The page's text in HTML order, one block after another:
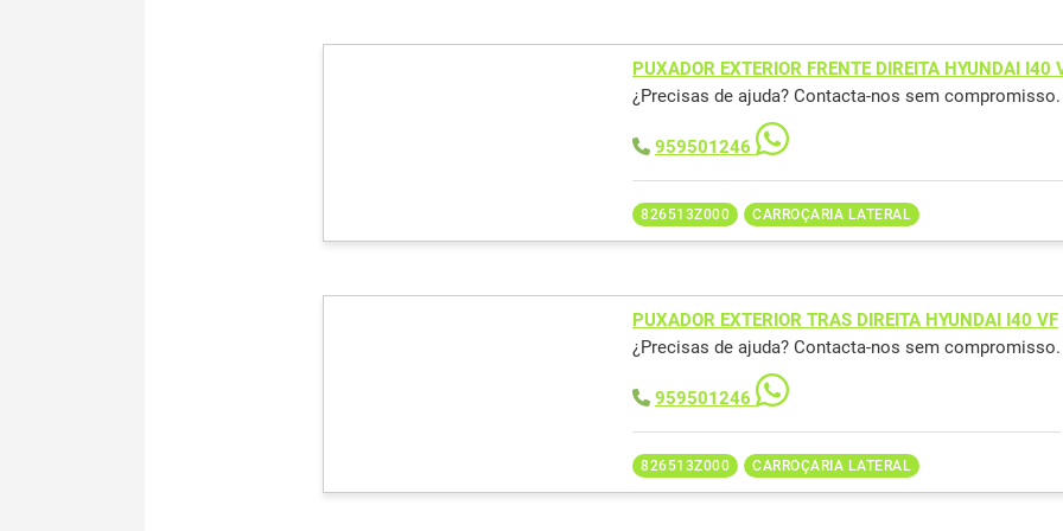
PUXADOR EXTERIOR FRENTE DIREITA HYUNDAI I40
¿Precisas de ajuda? Contacta-nos sem compromisso.
959501246
826513Z000 CARROÇARIA LATERAL
PUXADOR EXTERIOR TRAS DIREITA HYUNDAI I40 VF
¿Precisas de ajuda? Contacta-nos sem compromisso.
959501246
826513Z000 CARROÇARIA LATERAL